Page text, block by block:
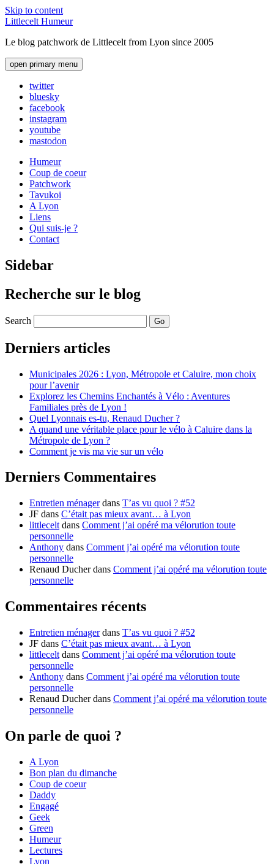
Skip to content
Littlecelt Humeur
Le blog patchwork de Littlecelt from Lyon since 2005
open primary menu
twitter
bluesky
facebook
instagram
youtube
mastodon
Humeur
Coup de coeur
Patchwork
Tavukoi
A Lyon
Liens
Qui suis-je ?
Contact
Sidebar
Recherche sur le blog
Search
Derniers articles
Municipales 2026 : Lyon, Métropole et Caluire, mon choix
pour l’avenir
Explorez les Chemins Enchantés à Vélo : Aventures
Familiales près de Lyon !
Quel Lyonnais es-tu, Renaud Ducher ?
A quand une véritable place pour le vélo à Caluire dans la
Métropole de Lyon ?
Comment je vis ma vie sur un vélo
Derniers Commentaires
Entretien ménagerdans T’as vu quoi ? #52
JF dans C’était pas mieux avant… à Lyon
littlecelt dans Comment j’ai opéré ma vélorution toute
personnelle
Anthony dans Comment j’ai opéré ma vélorution toute
personnelle
Renaud Ducherdans Comment j’ai opéré ma vélorution toute
personnelle
Commentaires récents
Entretien ménagerdans T’as vu quoi ? #52
JF dans C’était pas mieux avant… à Lyon
littlecelt dans Comment j’ai opéré ma vélorution toute
personnelle
Anthony dans Comment j’ai opéré ma vélorution toute
personnelle
Renaud Ducherdans Comment j’ai opéré ma vélorution toute
personnelle
On parle de quoi ?
A Lyon
Bon plan du dimanche
Coup de coeur
Daddy
Engagé
Geek
Green
Humeur
Lectures
Lyon